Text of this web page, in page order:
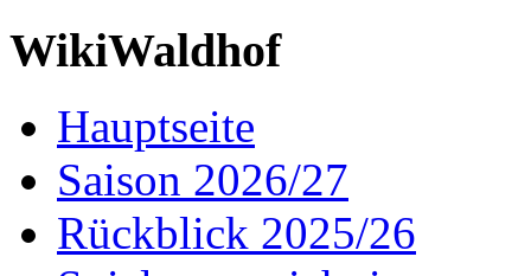
WikiWaldhof
Hauptseite
Saison 2026/27
Rückblick 2025/26